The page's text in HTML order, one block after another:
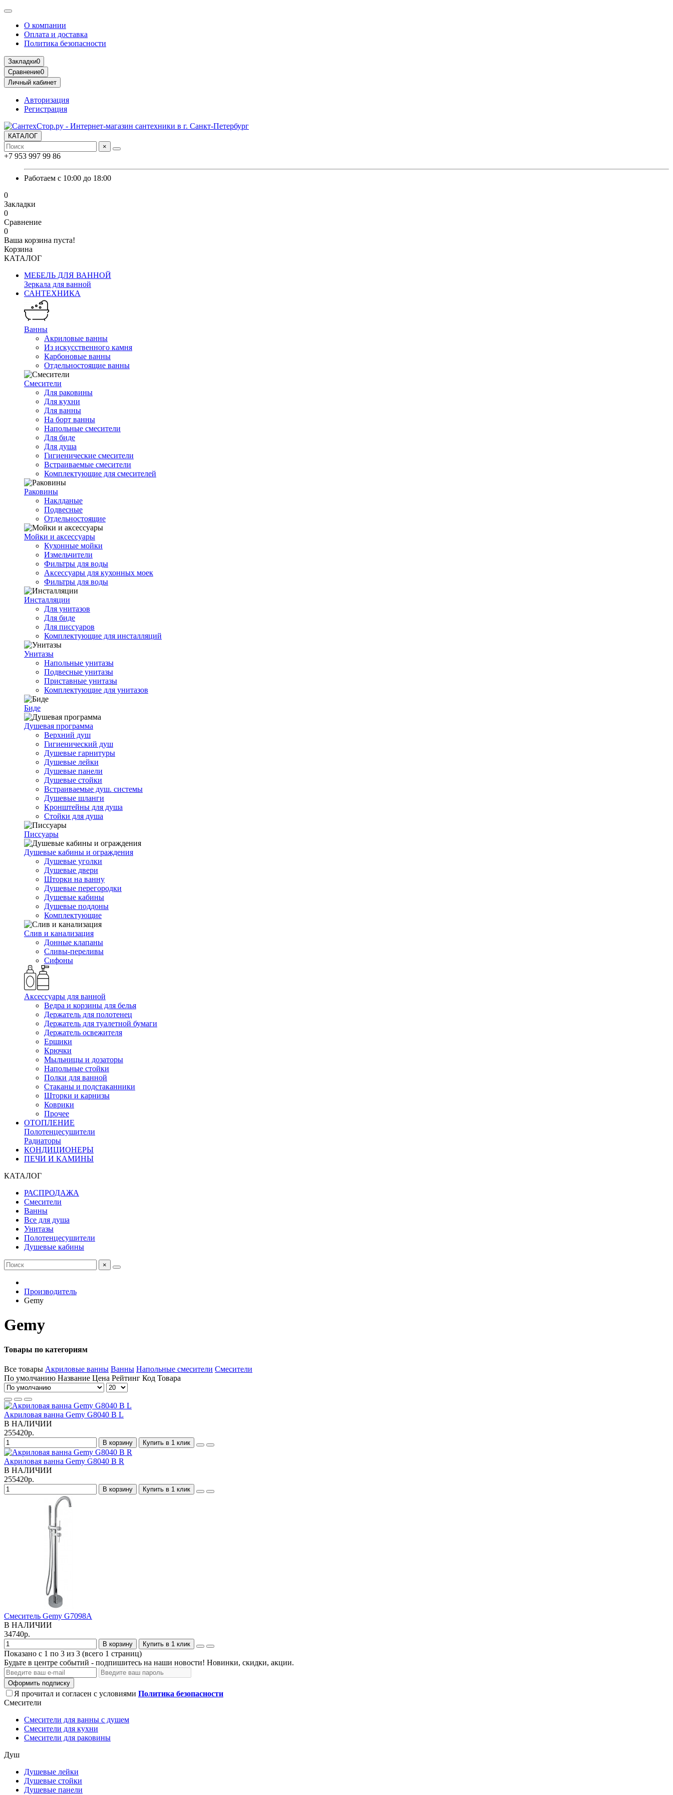
О компании
Оплата и доставка
Политика безопасности
Закладки0
Сравнение0
Личный кабинет
Авторизация
Регистрация
КАТАЛОГ
×
+7 953 997 99 86
Работаем с 10:00 до 18:00
0
Закладки
0
Сравнение
0
Ваша корзина пуста!
Корзина
КАТАЛОГ
МЕБЕЛЬ ДЛЯ ВАННОЙ
Зеркала для ванной
САНТЕХНИКА
Ванны
Акриловые ванны
Из искусственного камня
Карбоновые ванны
Отдельностоящие ванны
Смесители
Для раковины
Для кухни
Для ванны
На борт ванны
Напольные смесители
Для биде
Для душа
Гигиенические смесители
Встраиваемые смесители
Комплектующие для смесителей
Раковины
Наклданые
Подвесные
Отдельностоящие
Мойки и аксессуары
Кухонные мойки
Измельчители
Фильтры для воды
Аксессуары для кухонных моек
Фильтры для воды
Инсталляции
Для унитазов
Для биде
Для писсуаров
Комплектующие для инсталляций
Унитазы
Напольные унитазы
Подвесные унитазы
Приставные унитазы
Комплектующие для унитазов
Биде
Душевая программа
Верхний душ
Гигиенический душ
Душевые гарнитуры
Душевые лейки
Душевые панели
Душевые стойки
Встраиваемые душ. системы
Душевые шланги
Кронштейны для душа
Стойки для душа
Писсуары
Душевые кабины и ограждения
Душевые уголки
Душевые двери
Шторки на ванну
Душевые перегородки
Душевые кабины
Душевые поддоны
Комплектующие
Слив и канализация
Донные клапаны
Сливы-переливы
Сифоны
Аксессуары для ванной
Ведра и корзины для белья
Держатель для полотенец
Держатель для туалетной бумаги
Держатель освежителя
Ершики
Крючки
Мыльницы и дозаторы
Напольные стойки
Полки для ванной
Стаканы и подстаканники
Шторки и карнизы
Коврики
Прочее
ОТОПЛЕНИЕ
Полотенцесушители
Радиаторы
КОНДИЦИОНЕРЫ
ПЕЧИ И КАМИНЫ
КАТАЛОГ
РАСПРОДАЖА
Смесители
Ванны
Все для душа
Унитазы
Полотенцесушители
Душевые кабины
×
Производитель
Gemy
Gemy
Товары по категориям
Все товары Акриловые ванны Ванны Напольные смесители Смесители
По умолчанию Название Цена Рейтинг Код Товара
Акриловая ванна Gemy G8040 B L
В НАЛИЧИИ
255420р.
В корзину Купить в 1 клик
Акриловая ванна Gemy G8040 B R
В НАЛИЧИИ
255420р.
В корзину Купить в 1 клик
Смеситель Gemy G7098A
В НАЛИЧИИ
34740р.
В корзину Купить в 1 клик
Показано с 1 по 3 из 3 (всего 1 страниц)
Будьте в центре событий - подпишитесь на наши новости! Новинки, скидки, акции.
Оформить подписку
Я прочитал и согласен с условиями Политика безопасности
Смесители
Смесители для ванны с душем
Смесители для кухни
Смесители для раковины
Душ
Душевые лейки
Душевые стойки
Душевые панели